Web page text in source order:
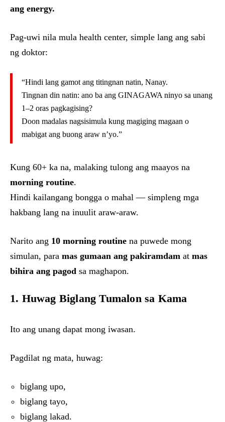
ang energy.
Pag-uwi nila mula health center, simple lang ang sabi
ng doktor:
“Hindi lang gamot ang titingnan natin, Nanay.
Tingnan din natin: ano ba ang GINAGAWA ninyo sa unang
1–2 oras pagkagising?
Doon madalas nagsisimula kung magiging magaan o
mabigat ang buong araw n’yo.”
Kung 60+ ka na, malaking tulong ang maayos na
morning routine.
Hindi kailangang bongga o mahal — simpleng mga
hakbang lang na inuulit araw-araw.
Narito ang 10 morning routine na puwede mong
simulan, para mas gumaan ang pakiramdam at mas
bihira ang pagod sa maghapon.
1. Huwag Biglang Tumalon sa Kama
Ito ang unang dapat mong iwasan.
Pagdilat ng mata, huwag:
biglang upo,
biglang tayo,
biglang lakad.